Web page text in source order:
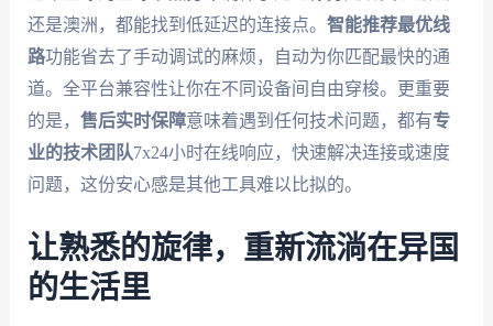
还是澳洲，都能找到低延迟的连接点。 智能推荐最优线
路功能省去了手动调试的麻烦，自动为你匹配最快的通
道。全平台兼容性让你在不同设备间自由穿梭。更重要
的是， 售后实时保障意味着遇到任何技术问题，都有专
业的技术团队7x24小时在线响应，快速解决连接或速度
问题，这份安心感是其他工具难以比拟的。
让熟悉的旋律，重新流淌在异国
的生活里